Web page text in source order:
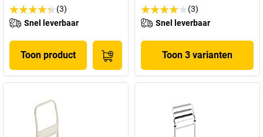
(3)
Snel leverbaar
Toon product
(3)
Snel leverbaar
Toon 3 varianten